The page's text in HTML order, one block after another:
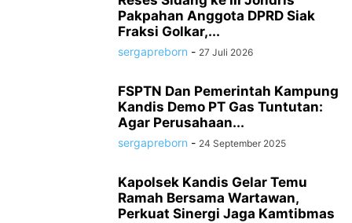
Pakpahan Anggota DPRD Siak
Fraksi Golkar,...
sergapreborn - 27 Juli 2026
FSPTN Dan Pemerintah Kampung
Kandis Demo PT Gas Tuntutan:
Agar Perusahaan...
sergapreborn - 24 September 2025
Kapolsek Kandis Gelar Temu
Ramah Bersama Wartawan,
Perkuat Sinergi Jaga Kamtibmas